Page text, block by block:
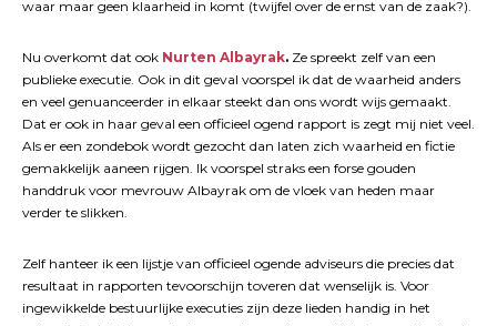
waar maar geen klaarheid in komt (twijfel over de ernst van de zaak?).
Nu overkomt dat ook Nurten Albayrak. Ze spreekt zelf van een
publieke executie. Ook in dit geval voorspel ik dat de waarheid anders
en veel genuanceerder in elkaar steekt dan ons wordt wijs gemaakt.
Dat er ook in haar geval een officieel ogend rapport is zegt mij niet veel.
Als er een zondebok wordt gezocht dan laten zich waarheid en fictie
gemakkelijk aaneen rijgen. Ik voorspel straks een forse gouden
handdruk voor mevrouw Albayrak om de vloek van heden maar
verder te slikken.
Zelf hanteer ik een lijstje van officieel ogende adviseurs die precies dat
resultaat in rapporten tevoorschijn toveren dat wenselijk is. Voor
ingewikkelde bestuurlijke executies zijn deze lieden handig in het